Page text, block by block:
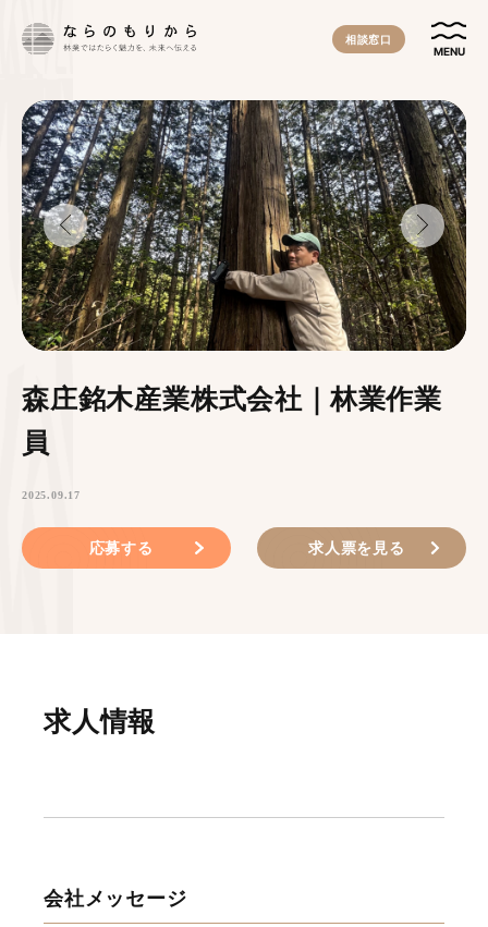
相談窓口
MENU
森庄銘木産業株式会社｜林業作業
員
2025.09.17
応募する 求人票を見る
求人情報
会社メッセージ